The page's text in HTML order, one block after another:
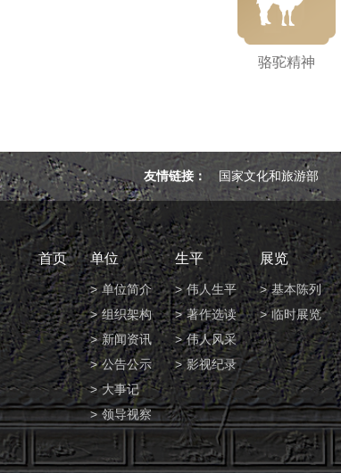
骆驼精神
友情链接： 国家文化和旅游部
首页 单位
单位简介
组织架构
新闻资讯
公告公示
大事记
领导视察
生平
伟人生平
著作选读
伟人风采
影视纪录
展览
基本陈列
临时展览